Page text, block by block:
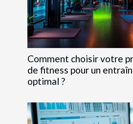
Comment choisir votre
de fitness pour un
optimal ?